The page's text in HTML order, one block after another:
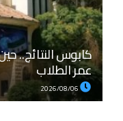
عمر الطلاب